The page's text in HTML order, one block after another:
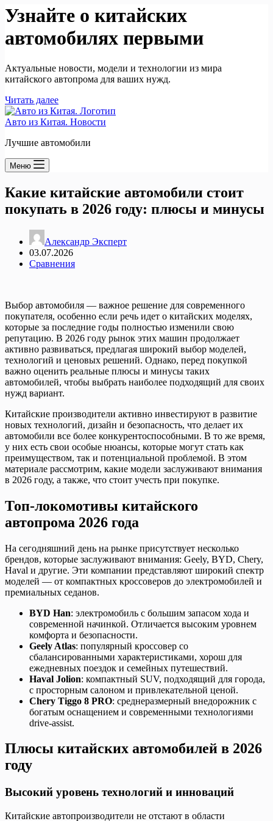
Узнайте о китайских
автомобилях первыми
Актуальные новости, модели и технологии из мира
китайского автопрома для ваших нужд.
Читать далее
Авто из Китая. Новости
Лучшие автомобили
Меню
Какие китайские автомобили стоит
покупать в 2026 году: плюсы и минусы
Александр Эксперт
03.07.2026
Сравнения
Выбор автомобиля — важное решение для современного
покупателя, особенно если речь идет о китайских моделях,
которые за последние годы полностью изменили свою
репутацию. В 2026 году рынок этих машин продолжает
активно развиваться, предлагая широкий выбор моделей,
технологий и ценовых решений. Однако, перед покупкой
важно оценить реальные плюсы и минусы таких
автомобилей, чтобы выбрать наиболее подходящий для своих
нужд вариант.
Китайские производители активно инвестируют в развитие
новых технологий, дизайн и безопасность, что делает их
автомобили все более конкурентоспособными. В то же время,
у них есть свои особые нюансы, которые могут стать как
преимуществом, так и потенциальной проблемой. В этом
материале рассмотрим, какие модели заслуживают внимания
в 2026 году, а также, что стоит учесть при покупке.
Топ-локомотивы китайского
автопрома 2026 года
На сегодняшний день на рынке присутствует несколько
брендов, которые заслуживают внимания: Geely, BYD, Chery,
Haval и другие. Эти компании представляют широкий спектр
моделей — от компактных кроссоверов до электромобилей и
премиальных седанов.
BYD Han: электромобиль с большим запасом хода и
современной начинкой. Отличается высоким уровнем
комфорта и безопасности.
Geely Atlas: популярный кроссовер со
сбалансированными характеристиками, хорош для
ежедневных поездок и семейных путешествий.
Haval Jolion: компактный SUV, подходящий для города,
с просторным салоном и привлекательной ценой.
Chery Tiggo 8 PRO: среднеразмерный внедорожник с
богатым оснащением и современными технологиями
drive-assist.
Плюсы китайских автомобилей в 2026
году
Высокий уровень технологий и инноваций
Китайские автопроизводители не отстают в области